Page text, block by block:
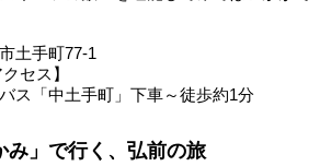
土手町77-1
セス】
ス「中土手町」下車～徒歩約1分
み」で行く、弘前の旅